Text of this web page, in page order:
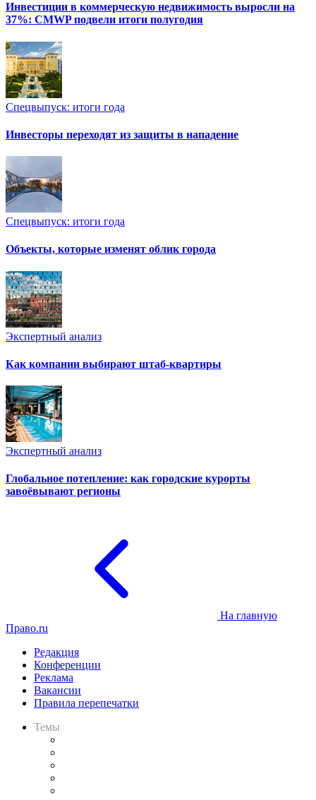
Инвестиции в коммерческую недвижимость выросли на
37%: CMWP подвели итоги полугодия
Спецвыпуск: итоги года
Инвесторы переходят из защиты в нападение
Спецвыпуск: итоги года
Объекты, которые изменят облик города
Экспертный анализ
Как компании выбирают штаб-квартиры
Экспертный анализ
Глобальное потепление: как городские курорты
завоёвывают регионы
На главную
Право.ru
Редакция
Конференции
Реклама
Вакансии
Правила перепечатки
Темы